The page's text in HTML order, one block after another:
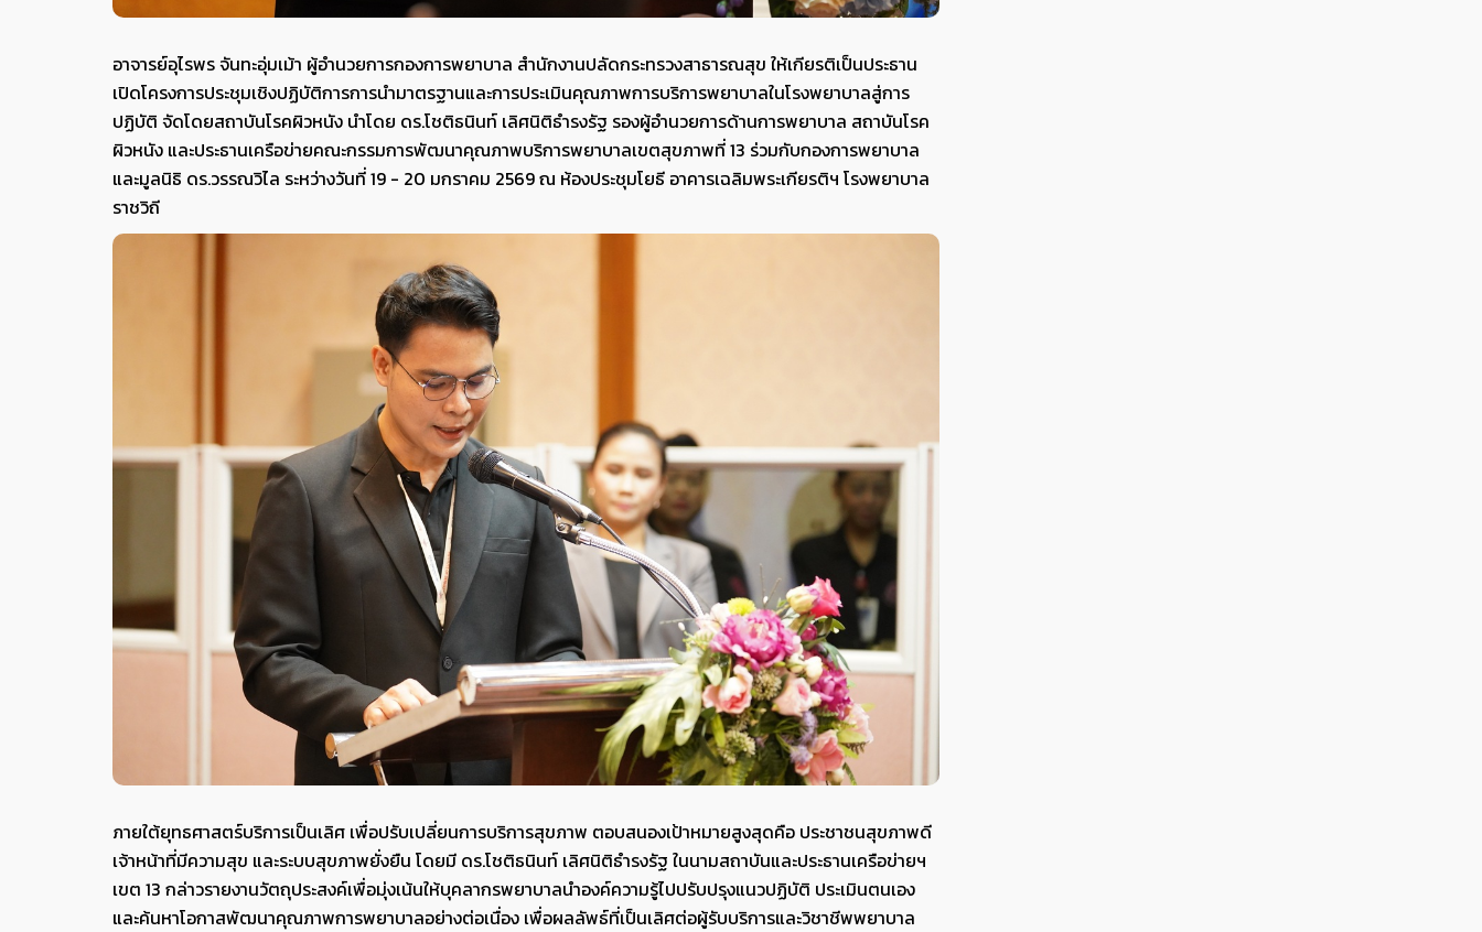
อาจารย์อุไรพร จันทะอุ่มเม้า ผู้อำนวยการกองการพยาบาล สำนักงานปลัดกระทรวงสาธารณสุข ให้เกียรติเป็นประธาน
เปิดโครงการประชุมเชิงปฏิบัติการการนำมาตรฐานและการประเมินคุณภาพการบริการพยาบาลในโรงพยาบาลสู่การ
ปฏิบัติ จัดโดยสถาบันโรคผิวหนัง นำโดย ดร.โชติธนินท์ เลิศนิติธำรงรัฐ รองผู้อำนวยการด้านการพยาบาล สถาบันโรค
ผิวหนัง และประธานเครือข่ายคณะกรรมการพัฒนาคุณภาพบริการพยาบาลเขตสุขภาพที่ 13 ร่วมกับกองการพยาบาล
และมูลนิธิ ดร.วรรณวิไล ระหว่างวันที่ 19 - 20 มกราคม 2569 ณ ห้องประชุมโยธี อาคารเฉลิมพระเกียรติฯ โรงพยาบาล
ราชวิถี
ภายใต้ยุทธศาสตร์บริการเป็นเลิศ เพื่อปรับเปลี่ยนการบริการสุขภาพ ตอบสนองเป้าหมายสูงสุดคือ ประชาชนสุขภาพดี
เจ้าหน้าที่มีความสุข และระบบสุขภาพยั่งยืน โดยมี ดร.โชติธนินท์ เลิศนิติธำรงรัฐ ในนามสถาบันและประธานเครือข่ายฯ
เขต 13 กล่าวรายงานวัตถุประสงค์เพื่อมุ่งเน้นให้บุคลากรพยาบาลนำองค์ความรู้ไปปรับปรุงแนวปฏิบัติ ประเมินตนเอง
และค้นหาโอกาสพัฒนาคุณภาพการพยาบาลอย่างต่อเนื่อง เพื่อผลลัพธ์ที่เป็นเลิศต่อผู้รับบริการและวิชาชีพพยาบาล